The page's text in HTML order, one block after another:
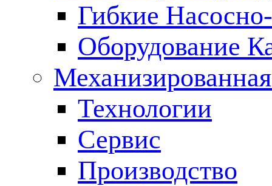
Гибкие
Оборудование
Технологии
Сервис
Производство